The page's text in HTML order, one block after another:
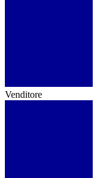
Venditore